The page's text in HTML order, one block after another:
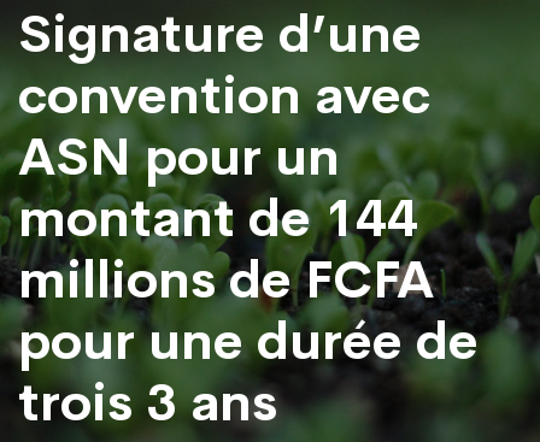
Signature d’une
convention avec
ASN pour un
montant de 144
millions de FCFA
pour une durée de
trois 3 ans